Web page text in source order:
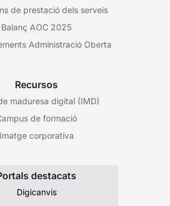
de prestació dels serveis
Balanç AOC 2025
Administració Oberta
Recursos
maduresa digital (IMD)
de formació
Imatge corporativa
destacats
Digicanvis